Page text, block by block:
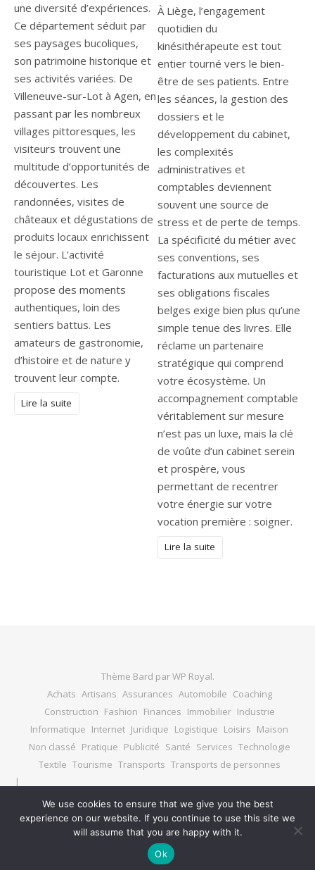
une diversité d’expériences.
Ce département séduit par
ses paysages bucoliques,
son patrimoine historique et
ses activités variées. De
Villeneuve-sur-Lot à Agen, en
passant par les nombreux
villages pittoresques, les
visiteurs trouvent une
multitude d’opportunités de
découvertes. Les
randonnées, visites de
châteaux et dégustations de
produits locaux enrichissent
le séjour. L’activité
touristique Lot et Garonne
propose des moments
authentiques, loin des
sentiers battus. Les
amateurs de gastronomie,
d’histoire et de nature y
trouvent leur compte.
Lire la suite
À Liège, l’engagement
quotidien du
kinésithérapeute est tout
entier tourné vers le bien-
être de ses patients. Entre
les séances, la gestion des
dossiers et le
développement du cabinet,
les complexités
administratives et
comptables deviennent
souvent une source de
stress et de perte de temps.
La spécificité du métier avec
ses conventions, ses
facturations aux mutuelles et
ses obligations fiscales
belges exige bien plus qu’une
simple tenue des livres. Elle
réclame un partenaire
stratégique qui comprend
votre écosystème. Un
accompagnement comptable
véritablement sur mesure
n’est pas un luxe, mais la clé
de voûte d’un cabinet serein
et prospère, vous
permettant de recentrer
votre énergie sur votre
vocation première : soigner.
Lire la suite
Thème Bard parWP Royal.
Achats Artisans Assurances Automobile Coaching
Construction Fashion Finances Immobilier Industrie
Informatique Internet Juridique Logistique Loisirs Maison
Non classé Pratique Publicité Santé Services Technologie
Textile Tourisme Transports Transports de personnes
HAUT DE PAGE
We use cookies to ensure that we give you the best
experience on our website. If you continue to use this site we
will assume that you are happy with it.
Ok